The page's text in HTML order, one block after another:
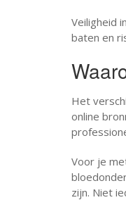
Veiligheid
baten en
Het
online
Voor je
zijn. Niet